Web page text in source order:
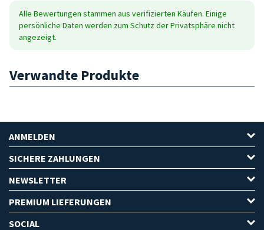
Alle Bewertungen stammen aus verifizierten Käufen. Einige
persönliche Daten werden zum Schutz der Privatsphäre nicht
angezeigt.
Verwandte Produkte
ANMELDEN
SICHERE ZAHLUNGEN
NEWSLETTER
PREMIUM LIEFERUNGEN
SOCIAL